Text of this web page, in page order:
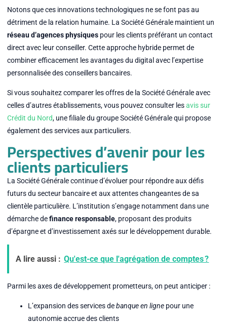
Notons que ces innovations technologiques ne se font pas au
détriment de la relation humaine. La Société Générale maintient un
réseau d’agences physiquespour les clients préférant un contact
direct avec leur conseiller. Cette approche hybride permet de
combiner efficacement les avantages du digital avec l’expertise
personnalisée des conseillers bancaires.
Si vous souhaitez comparer les offres de la Société Générale avec
celles d’autres établissements, vous pouvez consulter lesavis sur
Crédit du Nord, une filiale du groupe Société Générale qui propose
également des services aux particuliers.
Perspectives d’avenir pour les
clients particuliers
La Société Générale continue d’évoluer pour répondre aux défis
futurs du secteur bancaire et aux attentes changeantes de sa
clientèle particulière. L’institution s’engage notamment dans une
démarche definance responsable, proposant des produits
d’épargne et d’investissement axés sur le développement durable.
A lire aussi : Qu'est-ce que l'agrégation de comptes ?
Parmi les axes de développement prometteurs, on peut anticiper :
L’expansion des services debanque en lignepour une
autonomie accrue des clients